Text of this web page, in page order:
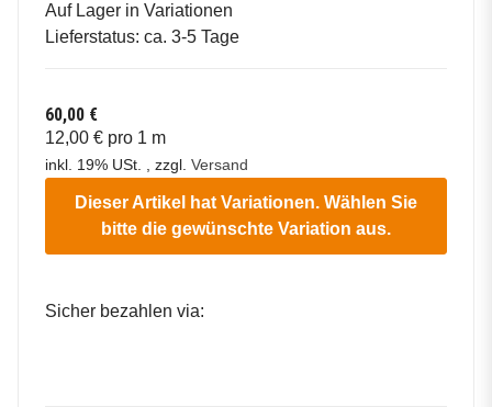
Auf Lager in Variationen
Lieferstatus: ca. 3-5 Tage
60,00 €
12,00 € pro 1 m
inkl. 19% USt. , zzgl. Versand
Dieser Artikel hat Variationen. Wählen Sie
bitte die gewünschte Variation aus.
Sicher bezahlen via: